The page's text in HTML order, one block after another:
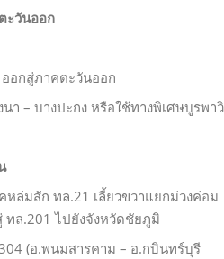
ะวันออก
อกสู่ภาคตะวันออก
า – บางปะกง หรือใช้ทางพิเศษบูรพ
ล่มสัก ทล.21 เลี้ยวขวาแยกม่วงค่อม
ทล.201 ไปยังจังหวัดชัยภูมิ
(อ.พนมสารคาม – อ.กบินทร์บุรี